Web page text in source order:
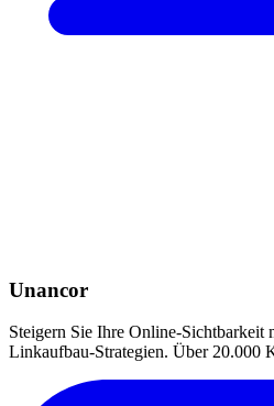
Unancor
Steigern Sie Ihre Online-Sichtbarkeit
Linkaufbau-Strategien. Über 20.000